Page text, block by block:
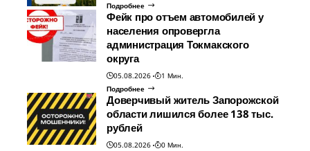
Подробнее
Фейк про отъем автомобилей у
населения опровергла
администрация Токмакского
округа
05.08.2026
1 Мин.
Подробнее
Доверчивый житель Запорожской
области лишился более 138 тыс.
рублей
05.08.2026
0 Мин.